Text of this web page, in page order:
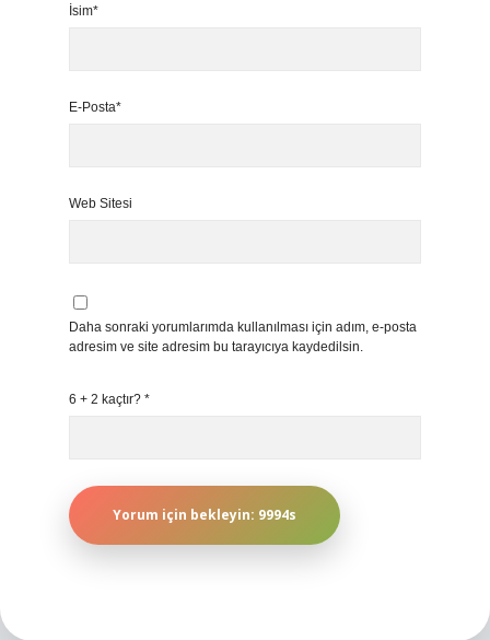
İsim*
E-Posta*
Web Sitesi
Daha sonraki yorumlarımda kullanılması için adım, e-posta
adresim ve site adresim bu tarayıcıya kaydedilsin.
6 + 2 kaçtır? *